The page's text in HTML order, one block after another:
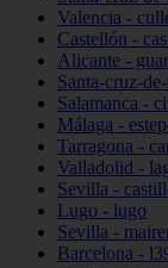
Valencia -
Castellón -
Alicante -
Santa-cruz-
Salamanca -
Málaga -
Tarragona -
Valladolid -
Sevilla -
Lugo - lugo
Sevilla -
Barcelona -